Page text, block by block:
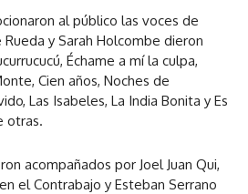
al público las voces de
y Sarah Holcombe dieron
Échame a mí la culpa,
Cien años, Noches de
Las Isabeles, La India Bonita y Es
otras.
acompañados por Joel Juan Qui,
el Contrabajo y Esteban Serrano